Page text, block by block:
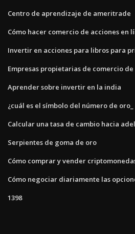
Centro de aprendizaje de ameritrade
Cómo hacer comercio de acciones en
Invertir en acciones para libros para
Empresas propietarias de comercio
Aprender sobre invertir en la india
¿cuál es el símbolo del número de oro_
Calcular una tasa de cambio hacia
Serpientes de goma de oro
Cómo comprar y vender
Cómo negociar diariamente las
1398